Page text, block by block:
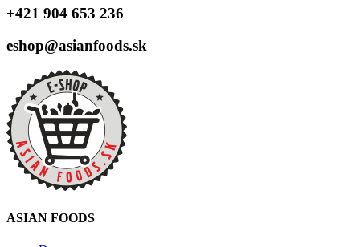
+421 904 653 236
eshop@asianfoods.sk
ASIAN FOODS